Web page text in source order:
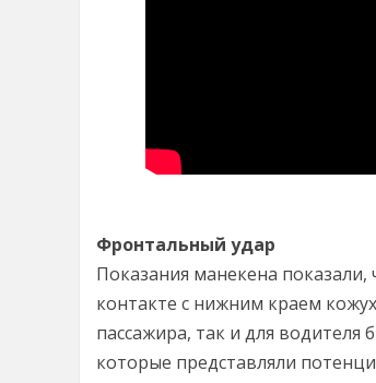
Фронтальный удар
Показания манекена
контакте с нижним краем
пассажира, так и для
которые представляли